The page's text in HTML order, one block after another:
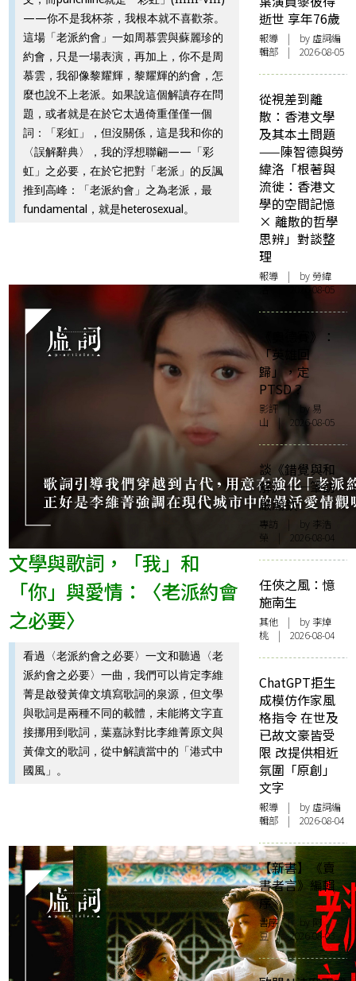
——你不是我杯茶，我根本就不喜歡茶。
這場「老派約會」一如周慕雲與蘇麗珍的
約會，只是一場表演，再加上，你不是周
慕雲，我卻像黎耀輝，黎耀輝的約會，怎
麼也說不上老派。如果說這個解讀存在問
題，或者就是在於它太過倚重僅僅一個
詞：「彩虹」，但沒關係，這是我和你的
〈誤解辭典〉，我的浮想聯翩——「彩
虹」之必要，在於它把對「老派」的反諷
推到高峰：「老派約會」之為老派，最
fundamental，就是heterosexual。
文學與歌詞，「我」和
「你」與愛情：〈老派約會
之必要〉
看過〈老派約會之必要〉一文和聽過〈老
派約會之必要〉一曲，我們可以肯定李維
菁是啟發黃偉文填寫歌詞的泉源，但文學
與歌詞是兩種不同的載體，未能將文字直
接挪用到歌詞，葉嘉詠對比李維菁原文與
黃偉文的歌詞，從中解讀當中的「港式中
國風」。
逝世 享年76歲
報導 | by 虛詞編
輯部 | 2026-08-05
從視差到離
散：香港文學
及其本土問題
——陳智德與勞
緯洛「根著與
流徙：香港文
學的空間記憶
× 離散的哲學
思辨」對談整
理
報導 | by 勞緯
洛 | 2026-08-05
《奧德賽》：
「英雄回
歸」，定
PTSD？
影評| by 易
山 | 2026-08-05
談《錯覺與和
解》──筆訪
嚴瀚欽
專訪 | by 李浩
榮 | 2026-08-04
任俠之風：憶
施南生
其他 | by 李焯
桃 | 2026-08-04
ChatGPT拒生
成模仿作家風
格指令 在世及
已故文豪皆受
限 改提供相近
氛圍「原創」
文字
報導 | by 虛詞編
輯部 | 2026-08-04
【新書】《賣
書者言》編輯
序
書序| by 阿
豆 | 2026-08-03